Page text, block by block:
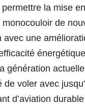
la mise
monocouloir de
avec une
génération
de voler avec
d’aviation